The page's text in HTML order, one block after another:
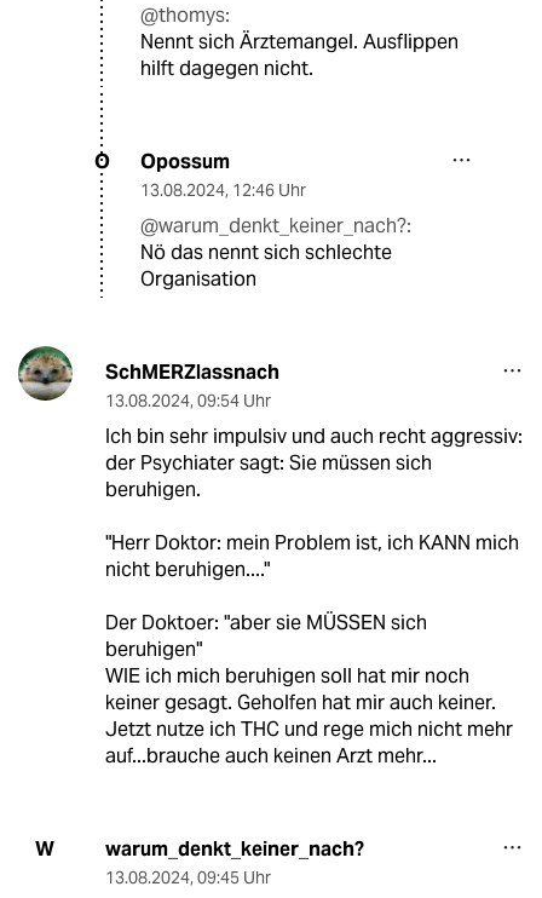
@thomys:
Nennt sich Ärztemangel. Ausflippen
hilft dagegen nicht.
O Opossum
13.08.2024, 12:46 Uhr
@warum_denkt_keiner_nach?:
Nö das nennt sich schlechte
Organisation
SchMERZlassnach
13.08.2024, 09:54 Uhr
Ich bin sehr impulsiv und auch recht aggressiv:
der Psychiater sagt: Sie müssen sich
beruhigen.
"Herr Doktor: mein Problem ist, ich KANN mich
nicht beruhigen...."
Der Doktoer: "aber sie MÜSSEN sich
beruhigen"
WIE ich mich beruhigen soll hat mir noch
keiner gesagt. Geholfen hat mir auch keiner.
Jetzt nutze ich THC und rege mich nicht mehr
auf...brauche auch keinen Arzt mehr...
W warum_denkt_keiner_nach?
13.08.2024, 09:45 Uhr